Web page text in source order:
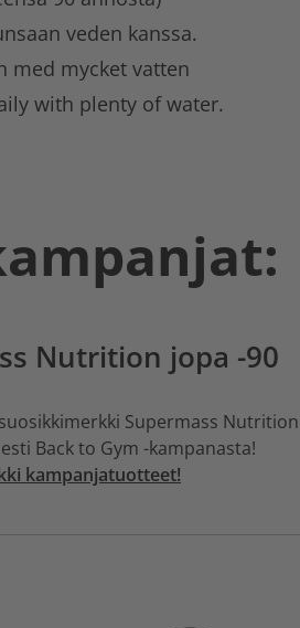
veden kanssa.
med mycket vatten
with plenty of water.
Nutrition jopa -90
Supermass
Back to Gym -kampanasta!
kampanjatuotteet!